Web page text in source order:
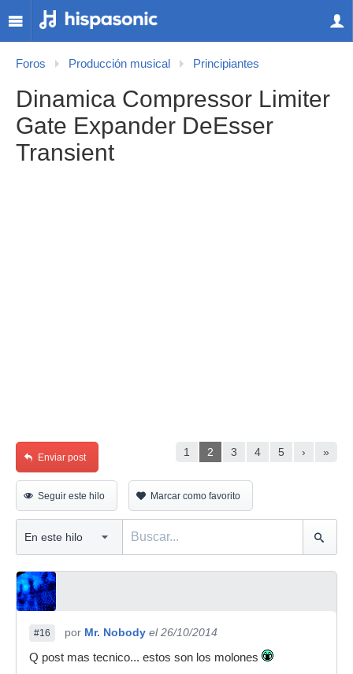
Foros Producción musical Principiantes
Dinamica Compressor Limiter
Gate Expander DeEsser
Transient
1 2 3 4 5 › »
Enviar post
Seguir este hilo Marcar como favorito
#16 por Mr. Nobody el 26/10/2014
Q post mas tecnico... estos son los molones